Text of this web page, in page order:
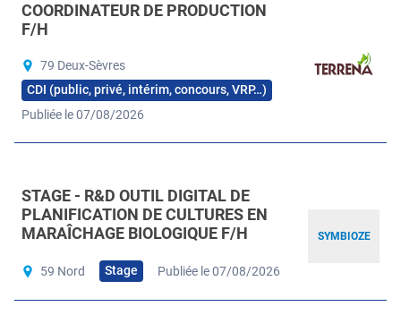
COORDINATEUR DE PRODUCTION
F/H
79 Deux-Sèvres
CDI (public, privé, intérim, concours, VRP…)
Publiée le 07/08/2026
SYMBIOZE
STAGE - R&D OUTIL DIGITAL DE
PLANIFICATION DE CULTURES EN
MARAÎCHAGE BIOLOGIQUE F/H
59 Nord Stage Publiée le 07/08/2026